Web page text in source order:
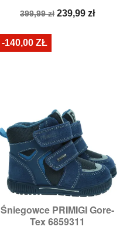
Cena
399,99 zł Cena
239,99 zł
Śniegowce PRIMIGI Gore-
Tex 6859311
-140,00 ZŁ